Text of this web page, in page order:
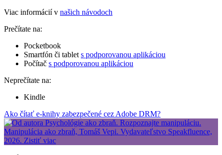
Viac informácií v našich návodoch
Prečítate na:
Pocketbook
Smartfón či tablet s podporovanou aplikáciou
Počítač s podporovanou aplikáciou
Neprečítate na:
Kindle
Ako čítať e-knihy zabezpečené cez Adobe DRM?